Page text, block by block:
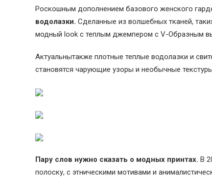
Роскошным дополнением базового женского
водолазки. Сделанные из волшебных тканей,
модный look c теплым джемпером с V-Образным
Актуальнытакже плотные теплые водолазки и
становятся чарующие узоры и необычные
Пару слов нужно сказать о модных принтах. В
полоску, с этническими мотивами и